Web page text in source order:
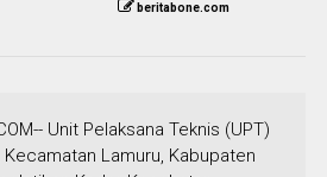
beritabone.com
Unit Pelaksana Teknis (UPT)
Lamuru, Kabupaten